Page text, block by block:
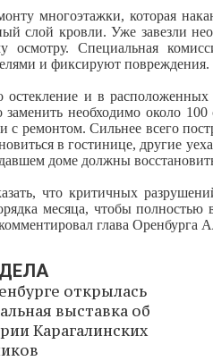
многоэтажки, которая
слой кровли. Уже завезли
осмотру. Специальная
и фиксируют
остекление и в
заменить необходимо около
с ремонтом. Сильнее всего
в гостинице, другие
доме должны
что критичных
месяца, чтобы полностью
глава Оренбурга
открылась
выставка об
Карагалинских